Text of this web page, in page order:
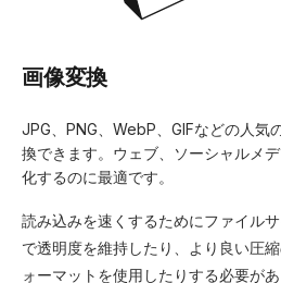
画像変換
JPG、PNG、WebP、GIFなどの人気
換できます。ウェブ、ソーシャルメ
化するのに最適です。
読み込みを速くするためにファイル
で透明度を維持したり、より良い圧
ォーマットを使用したりする必要が